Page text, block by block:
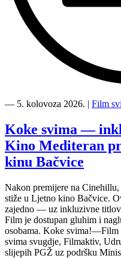
Mediteran
Film
svima
nastavljaju
inkluzivnu
turneju
Hvaru”
― 5. kolovoza 2026. | Film
Koke svima —
Kino Mediteran
kinu Bačvice
Nakon premijere na
stiže u Ljetno kino Bačvice.
zajedno — uz inkluzivne
Film je dostupan gluhim i
osobama. Koke svima!—Film
svima svugdje, Filmaktiv,
slijepih PGŽ uz podršku